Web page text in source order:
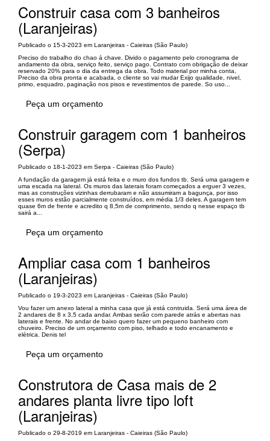
Construir casa com 3 banheiros
(Laranjeiras)
Publicado o 15-3-2023 em Laranjeiras - Caieiras (São Paulo)
Preciso do trabalho do chao á chave. Divido o pagamento pelo cronograma de
andamento da obra, serviço feito, serviço pago. Contrato com obrigação de deixar
reservado 20% para o dia da entrega da obra. Todo material por minha conta,
Preciso da obra pronta e acabada, o cliente so vai mudar Exijo qualidade, nivel,
primo, esquadro, paginação nos pisos e revestimentos de parede. So uso...
Peça um orçamento
Construir garagem com 1 banheiros
(Serpa)
Publicado o 18-1-2023 em Serpa - Caieiras (São Paulo)
A fundação da garagem já está feita e o muro dos fundos tb. Será uma garagem e
uma escada na lateral. Os muros das laterais foram começados a erguer 3 vezes,
mas as construções vizinhas derrubaram e não assumiram a bagunça, por isso
esses muros estão parcialmente construídos, em média 1/3 deles. A garagem tem
quase 6m de frente e acredito q 8,5m de comprimento, sendo q nesse espaço tb
sairá a...
Peça um orçamento
Ampliar casa com 1 banheiros
(Laranjeiras)
Publicado o 19-3-2023 em Laranjeiras - Caieiras (São Paulo)
Vou fazer um anexo lateral a minha casa que já está contruida. Será uma área de
2 andares de 8 x 3,5 cada andar. Ambas serão com parede atrás e abertas nas
laterais e frente. No andar de baixo quero fazer um pequeno banheiro com
chuveiro. Preciso de um orçamento com piso, telhado e todo encanamento e
elétrica. Denis tel
Peça um orçamento
Construtora de Casa mais de 2
andares planta livre tipo loft
(Laranjeiras)
Publicado o 29-8-2019 em Laranjeiras - Caieiras (São Paulo)